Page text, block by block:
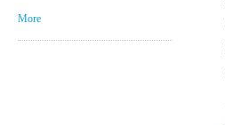
More